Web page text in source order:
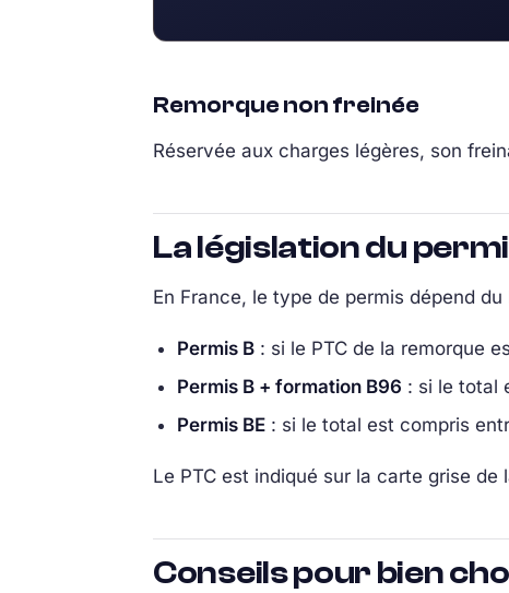
Remorque non freinée
Réservée aux charges légères, son
La législation du
En France, le type de permis dépend
Permis B : si le PTC de la remorque
Permis B + formation B96 : si le total
Permis BE : si le total est compris
Le PTC est indiqué sur la carte grise
Conseils pour bien